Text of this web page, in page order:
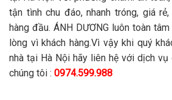
tận tình chu đáo, nhanh tróng, giá
hàng đầu. ÁNH DƯƠNG luôn toàn
lòng vì khách hàng.Vì vậy khi quý
nhà tại Hà Nội hãy liên hệ với dịch vụ
chúng tôi : 0974.599.988